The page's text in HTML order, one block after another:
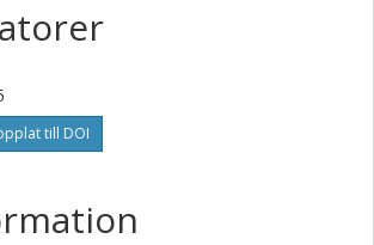
till DOI